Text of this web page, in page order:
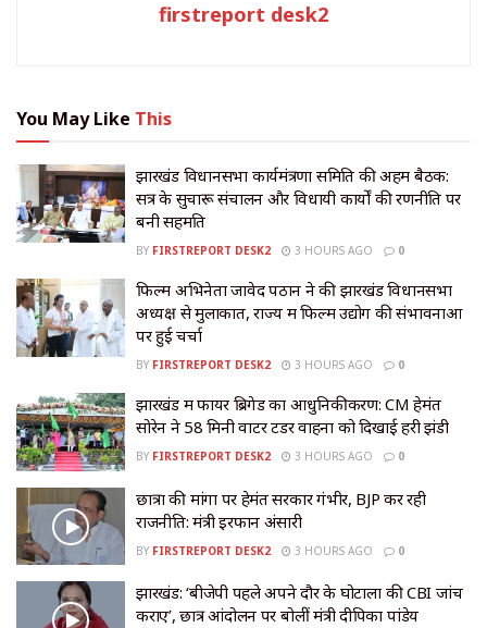
firstreport desk2
You May Like This
झारखंड विधानसभा कार्यमंत्रणा समिति की अहम बैठक:
सत्र के सुचारू संचालन और विधायी कार्यों की रणनीति पर
बनी सहमति
BY FIRSTREPORT DESK2 3 HOURS AGO 0
फिल्म अभिनेता जावेद पठान ने की झारखंड विधानसभा
अध्यक्ष से मुलाकात, राज्य में फिल्म उद्योग की संभावनाओं
पर हुई चर्चा
BY FIRSTREPORT DESK2 3 HOURS AGO 0
झारखंड में फायर ब्रिगेड का आधुनिकीकरण: CM हेमंत
सोरेन ने 58 मिनी वाटर टेंडर वाहनों को दिखाई हरी झंडी
BY FIRSTREPORT DESK2 3 HOURS AGO 0
छात्रों की मांगों पर हेमंत सरकार गंभीर, BJP कर रही
राजनीति: मंत्री इरफान अंसारी
BY FIRSTREPORT DESK2 3 HOURS AGO 0
झारखंड: ‘बीजेपी पहले अपने दौर के घोटालों की CBI जांच
कराए’, छात्र आंदोलन पर बोलीं मंत्री दीपिका पांडेय